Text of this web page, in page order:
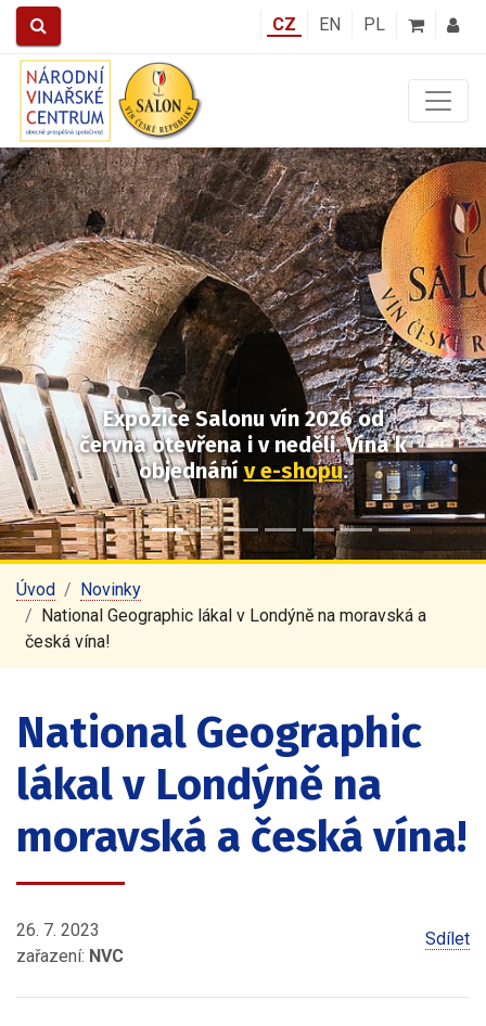
CZ EN PL
Expozice Salonu vín 2026od
června otevřena i v neděli.Vína k
objednání v e-shopu.
Předchozí Další
Úvod
Novinky
National Geographic lákal v Londýně na moravská a
česká vína!
National Geographic
lákal v Londýně na
moravská a česká vína!
26. 7. 2023
zařazení: NVC
Sdílet